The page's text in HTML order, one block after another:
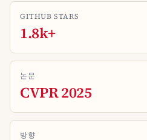
GITHUB STARS
1.8k+
논문
CVPR 2025
방향